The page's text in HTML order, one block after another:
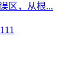
区，从根...